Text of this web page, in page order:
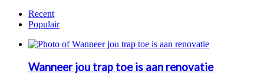
Recent
Populair
Wanneer jou trap toe is aan renovatie